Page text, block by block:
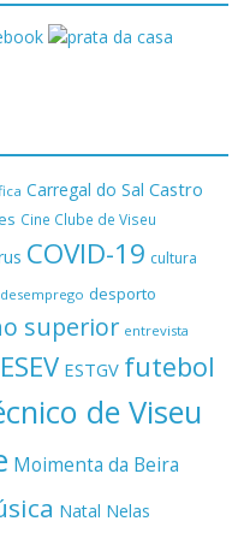
Carregal do Sal Castro
Cine Clube de Viseu
COVID-19 cultura
desemprego desporto
superior entrevista
ESEV ESTGV futebol
de Viseu
Moimenta da Beira
Natal Nelas